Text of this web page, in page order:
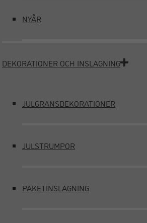
NYÅR
DEKORATIONER OCH INSLAGNING
JULGRANSDEKORATIONER
JULSTRUMPOR
PAKETINSLAGNING